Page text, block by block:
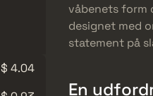
$ 4.04
våbenets form
designet med
statement på
En